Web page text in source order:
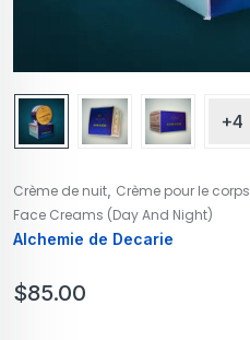
+4
Crème de nuit Crème pour le corps
Face Creams (Day And Night)
Alchemie de Decarie
$85.00